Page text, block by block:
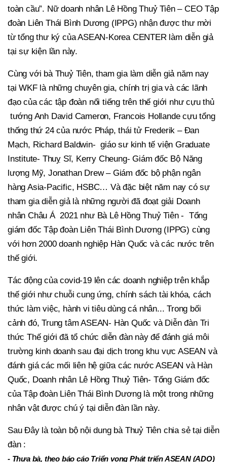
toàn cầu”. Nữ doanh nhân Lê Hồng Thuỷ Tiên – CEO Tập
đoàn Liên Thái Bình Dương (IPPG) nhận được thư mời
từ tổng thư ký của ASEAN-Korea CENTER làm diễn giả
tại sự kiện lần này.
Cùng với bà Thuỷ Tiên, tham gia làm diễn giả năm nay
tại WKF là những chuyên gia, chính trị gia và các lãnh
đạo của các tập đoàn nổi tiếng trên thế giới như cựu thủ
tướng Anh David Cameron, Francois Hollande cựu tổng
thống thứ 24 của nước Pháp, thái tử Frederik – Đan
Mạch, Richard Baldwin- giáo sư kinh tế viện Graduate
Institute- Thuỵ Sĩ, Kerry Cheung- Giám đốc Bộ Năng
lượng Mỹ, Jonathan Drew – Giám đốc bộ phận ngân
hàng Asia-Pacific, HSBC… Và đặc biệt năm nay có sự
tham gia diễn giả là những người đã đoạt giải Doanh
nhân Châu Á 2021 như Bà Lê Hồng Thuỷ Tiên - Tổng
giám đốc Tập đoàn Liên Thái Bình Dương (IPPG) cùng
với hơn 2000 doanh nghiệp Hàn Quốc và các nước trên
thế giới.
Tác động của covid-19 lên các doanh nghiệp trên khắp
thế giới như chuỗi cung ứng, chính sách tài khóa, cách
thức làm việc, hành vi tiêu dùng cá nhân... Trong bối
cảnh đó, Trung tâm ASEAN- Hàn Quốc và Diễn đàn Tri
thức Thế giới đã tổ chức diễn đàn này để đánh giá môi
trường kinh doanh sau đại dịch trong khu vực ASEAN và
đánh giá các mối liên hệ giữa các nước ASEAN và Hàn
Quốc, Doanh nhân Lê Hồng Thuỷ Tiên- Tổng Giám đốc
của Tập đoàn Liên Thái Bình Dương là một trong những
nhân vật được chú ý tại diễn đàn lần này.
Sau Đây là toàn bộ nội dung bà Thuỷ Tiên chia sẻ tại diễn
đàn :
- Thưa bà, theo báo cáo Triển vọng Phát triển ASEAN (ADO)